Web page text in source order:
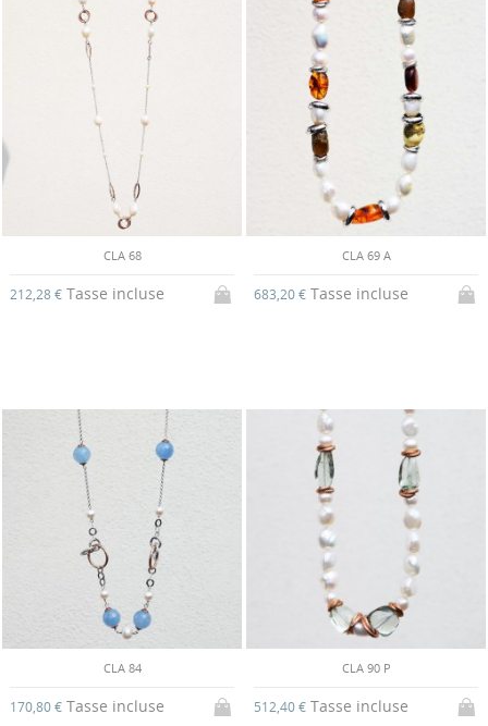
CLA 68
212,28 € Tasse incluse
CLA 69 A
683,20 € Tasse incluse
CLA 84
170,80 € Tasse incluse
CLA 90 P
512,40 € Tasse incluse